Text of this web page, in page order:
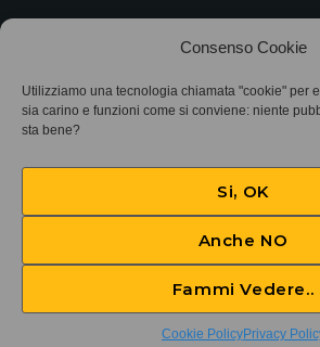
Consenso Cookie
Utilizziamo una tecnologia chiamata "cookie" per
sia carino e funzioni come si conviene: niente
sta bene?
Si, OK
Anche NO
Fammi Vedere..
Cookie PolicyPrivacy
Hey listen
Associazione Bandito • CF
Privacy Policy•Cookie Policy (UE)
SIAE 7425